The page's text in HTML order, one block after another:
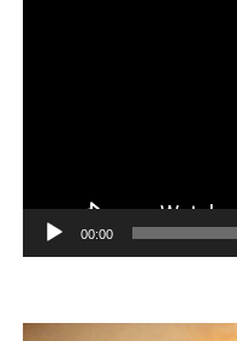
00:00